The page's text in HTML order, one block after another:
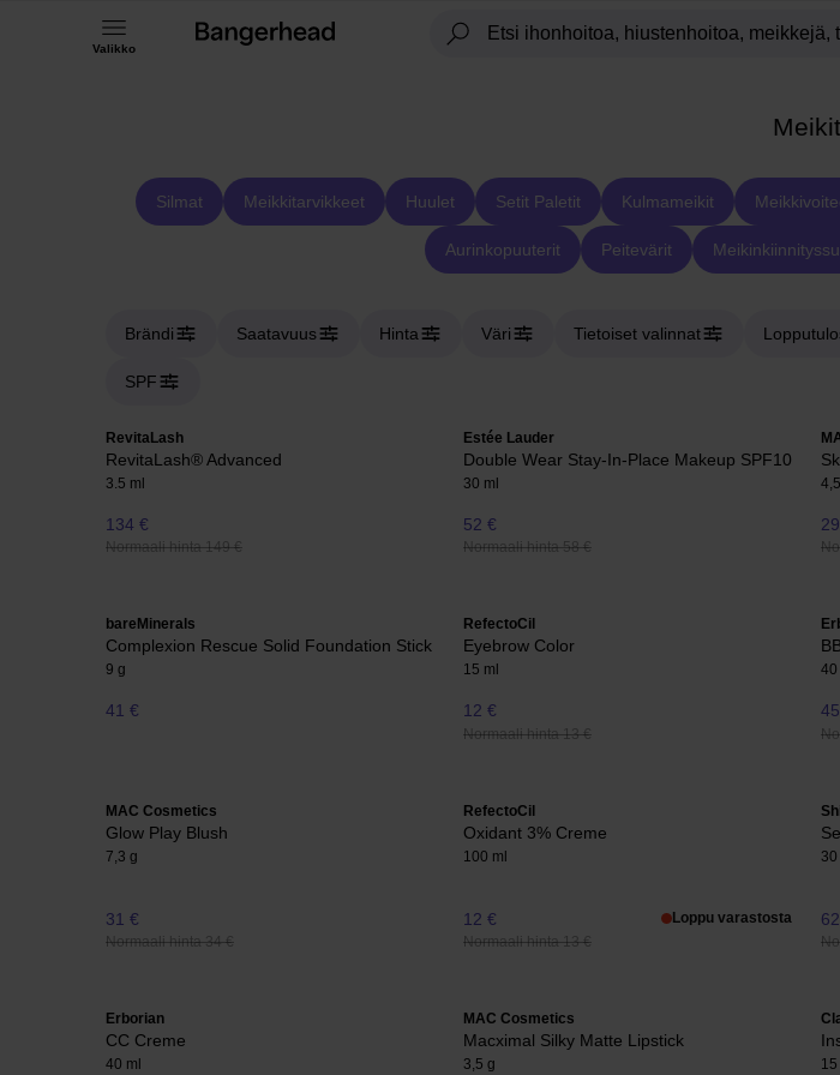
Valikko
Meikit
Silmat Meikkitarvikkeet Huulet Setit Paletit Kulmameikit
Aurinkopuuterit Peitevärit
Brändi Saatavuus Hinta Väri Tietoiset valinnat
SPF
RevitaLash
RevitaLash® Advanced
3.5 ml
134 €
Normaali hinta 149 €
Estée Lauder
Double Wear Stay-In-Place Makeup SPF10
30 ml
52 €
Normaali hinta 58 €
bareMinerals
Complexion Rescue Solid Foundation Stick
9 g
41 €
RefectoCil
Eyebrow Color
15 ml
12 €
Normaali hinta 13 €
40
MAC Cosmetics
Glow Play Blush
7,3 g
31 €
Normaali hinta 34 €
RefectoCil
Oxidant 3% Creme
100 ml
12 €
Normaali hinta 13 €
Loppu varastosta
30
Erborian
CC Creme
40 ml
MAC Cosmetics
Macximal Silky Matte Lipstick
3,5 g 15